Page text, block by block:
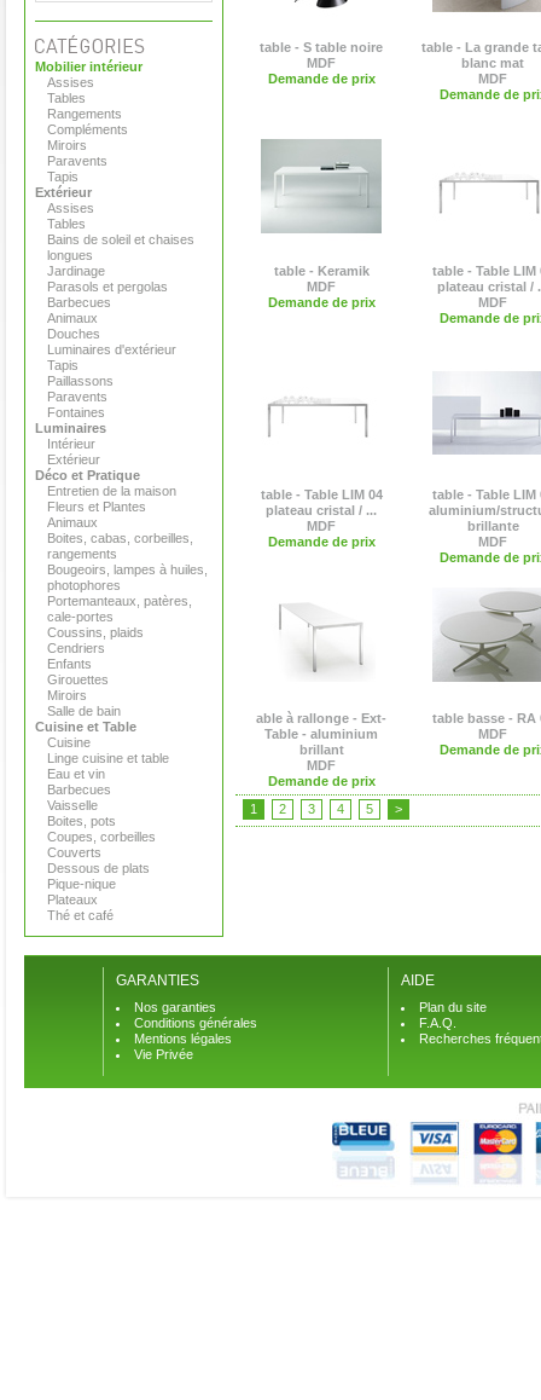
Mobilier intérieur
Assises
Tables
Rangements
Compléments
Miroirs
Paravents
Tapis
Extérieur
Assises
Tables
Bains de soleil et chaises
longues
Jardinage
Parasols et pergolas
Barbecues
Animaux
Douches
Luminaires d'extérieur
Tapis
Paillassons
Paravents
Fontaines
Luminaires
Intérieur
Extérieur
Déco et Pratique
Entretien de la maison
Fleurs et Plantes
Animaux
Boites, cabas, corbeilles,
rangements
Bougeoirs, lampes à huiles,
photophores
Portemanteaux, patères,
cale-portes
Coussins, plaids
Cendriers
Enfants
Girouettes
Miroirs
Salle de bain
Cuisine et Table
Cuisine
Linge cuisine et table
Eau et vin
Barbecues
Vaisselle
Boites, pots
Coupes, corbeilles
Couverts
Dessous de plats
Pique-nique
Plateaux
Thé et café
table - S table noire
MDF
Demande de prix
table - La grande
blanc mat
MDF
Demande de
table - Keramik
MDF
Demande de prix
table - Table LIM
plateau cristal /
MDF
Demande de
table - Table LIM 04
plateau cristal / ...
MDF
Demande de prix
table - Table LIM
aluminium/
brillante
MDF
Demande de
able à rallonge - Ext-
Table - aluminium
brillant
MDF
Demande de prix
table basse - RA
MDF
Demande de
1 2 3 4 5 >
GARANTIES
Nos garanties
Conditions générales
Mentions légales
Vie Privée
AIDE
Plan du site
F.A.Q.
Recherches